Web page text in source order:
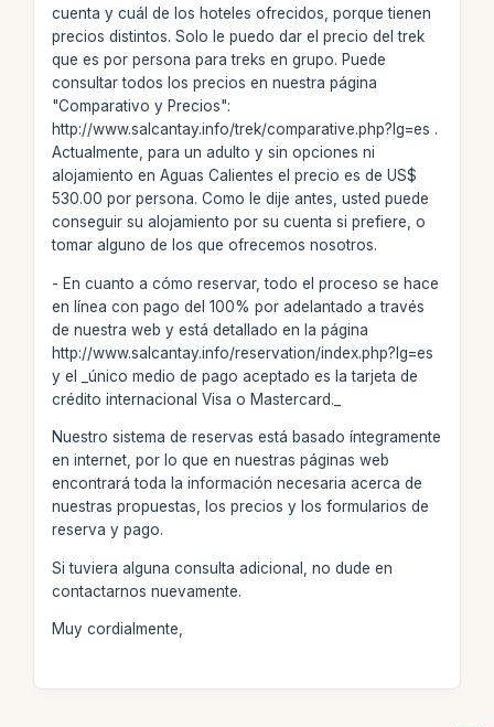
cuenta y cuál de los hoteles ofrecidos, porque tienen
precios distintos. Solo le puedo dar el precio del trek
que es por persona para treks en grupo. Puede
consultar todos los precios en nuestra página
"Comparativo y Precios":
http://www.salcantay.info/trek/comparative.php?lg=es .
Actualmente, para un adulto y sin opciones ni
alojamiento en Aguas Calientes el precio es de US$
530.00 por persona. Como le dije antes, usted puede
conseguir su alojamiento por su cuenta si prefiere, o
tomar alguno de los que ofrecemos nosotros.
- En cuanto a cómo reservar, todo el proceso se hace
en línea con pago del 100% por adelantado a través
de nuestra web y está detallado en la página
http://www.salcantay.info/reservation/index.php?lg=es
y el _único medio de pago aceptado es la tarjeta de
crédito internacional Visa o Mastercard._
Nuestro sistema de reservas está basado íntegramente
en internet, por lo que en nuestras páginas web
encontrará toda la información necesaria acerca de
nuestras propuestas, los precios y los formularios de
reserva y pago.
Si tuviera alguna consulta adicional, no dude en
contactarnos nuevamente.
Muy cordialmente,